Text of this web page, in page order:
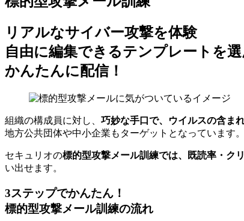
リアルなサイバー攻撃を体験
自由に編集できるテンプレートを
かんたんに配信！
組織の構成員に対し、 巧妙な手口で、ウイルスの含ま
地方公共団体や中小企業もターゲットとなっています。
セキュリオの標的型攻撃メール訓練では、既読率・ク
い出せます。
3ステップでかんたん！
標的型攻撃メール訓練の流れ